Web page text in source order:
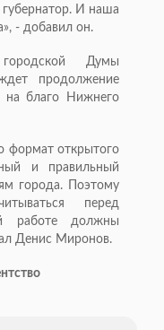
И наша
- добавил он.
городской Думы
продолжение
на благо Нижнего
формат открытого
и правильный
города. Поэтому
перед
работе должны
Денис Миронов.